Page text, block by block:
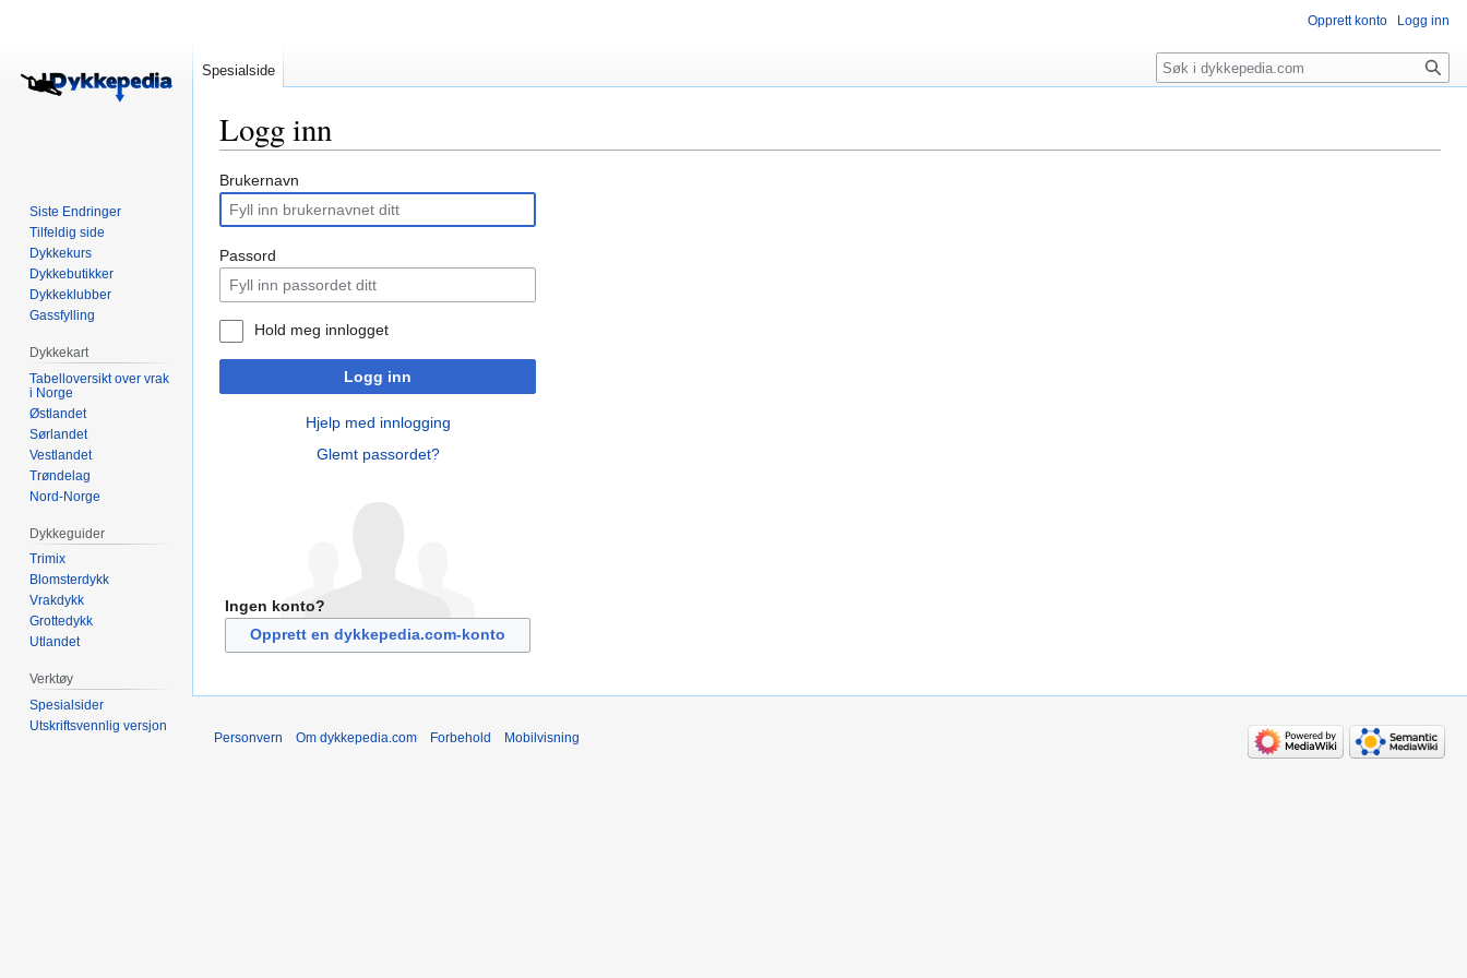
Logg inn
Hopp
navigering
Hopp
søk
Brukernavn
Passord
Hold meg innlogget
Logg inn
Hjelp med innlogging
Glemt passordet?
Ingen konto?
Opprett en dykkepedia.com-konto
Opprett konto Logg inn
Spesialside Søk
Siste Endringer
Tilfeldig side
Dykkekurs
Dykkebutikker
Dykkeklubber
Gassfylling
Dykkekart
Tabelloversikt over vrak
i Norge
Østlandet
Sørlandet
Vestlandet
Trøndelag
Nord-Norge
Dykkeguider
Trimix
Blomsterdykk
Vrakdykk
Grottedykk
Utlandet
Verktøy
Spesialsider
Utskriftsvennlig versjon
Personvern Om dykkepedia.com Forbehold Mobilvisning